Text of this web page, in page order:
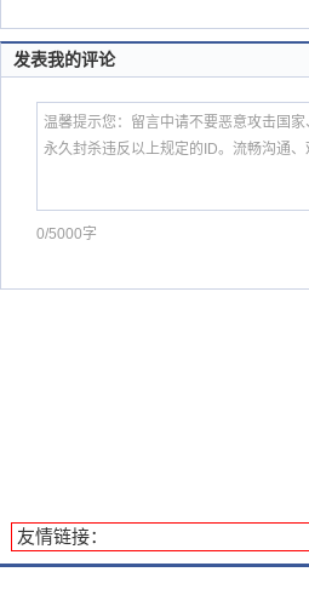
发表我的评论
0/5000字
友情链接：